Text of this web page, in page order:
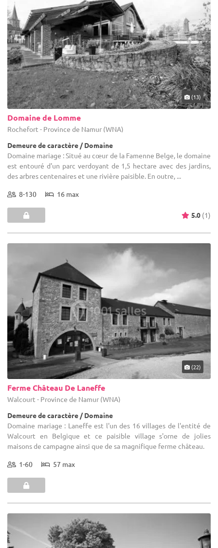
(13)
Domaine de Lomme
Rochefort - Province de Namur (WNA)
Demeure de caractère / Domaine
Domaine mariage : Situé au cœur de la Famenne Belge, le domaine
est entouré d'un parc verdoyant de 1,5 hectare avec des jardins,
des arbres centenaires et une rivière paisible. En outre, ...
8-130 16 max
5.0 (1)
(22)
Ferme Château De Laneffe
Walcourt - Province de Namur (WNA)
Demeure de caractère / Domaine
Domaine mariage : Laneffe est l'un des 16 villages de l'entité de
Walcourt en Belgique et ce paisible village s'orne de jolies
maisons de campagne ainsi que de sa magnifique ferme château.
1-60 57 max